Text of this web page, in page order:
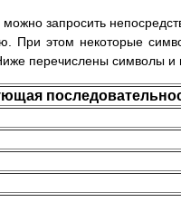
запросить
При этом некоторые
перечислены символы и